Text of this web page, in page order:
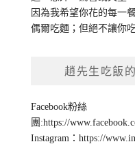
因為我希望你花的每一
偶爾吃麵；但絕不讓你
趙先生吃飯
Facebook粉絲
團:https://
Instagram：https://